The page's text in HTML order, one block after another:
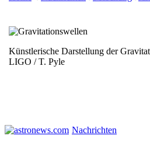
Künstlerische Darstellung der
LIGO / T. Pyle
Nachrichten